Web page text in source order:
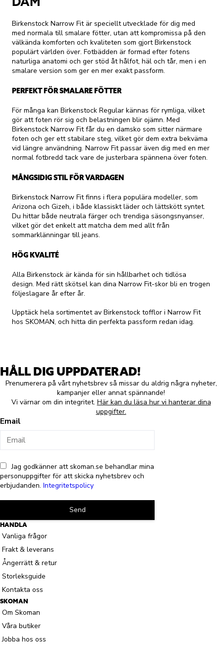
Birkenstock Narrow Fit är speciellt utvecklade för dig med
med normala till smalare fötter, utan att kompromissa på den
välkända komforten och kvaliteten som gjort Birkenstock
populärt världen över. Fotbädden är formad efter fotens
naturliga anatomi och ger stöd åt hålfot, häl och tår, men i en
smalare version som ger en mer exakt passform.
PERFEKT FÖR SMALARE FÖTTER
För många kan Birkenstock Regular kännas för rymliga, vilket
gör att foten rör sig och belastningen blir ojämn. Med
Birkenstock Narrow Fit får du en damsko som sitter närmare
foten och ger ett stabilare steg, vilket gör dem extra bekväma
vid längre användning. Narrow Fit passar även dig med en mer
normal fotbredd tack vare de justerbara spännena över foten.
MÅNGSIDIG STIL FÖR VARDAGEN
Birkenstock Narrow Fit finns i flera populära modeller, som
Arizona och Gizeh, i både klassiskt läder och lättskött syntet.
Du hittar både neutrala färger och trendiga säsongsnyanser,
vilket gör det enkelt att matcha dem med allt från
sommarklänningar till jeans.
HÖG KVALITÉ
Alla Birkenstock är kända för sin hållbarhet och tidlösa
design. Med rätt skötsel kan dina Narrow Fit-skor bli en trogen
följeslagare år efter år.
Upptäck hela sortimentet av Birkenstock tofflor i Narrow Fit
hos SKOMAN, och hitta din perfekta passform redan idag.
HÅLL DIG UPPDATERAD!
Prenumerera på vårt nyhetsbrev så missar du aldrig några nyheter,
kampanjer eller annat spännande!
Vi värnar om din integritet. Här kan du läsa hur vi hanterar dina
uppgifter.
Email
Jag godkänner att skoman.se behandlar mina
personuppgifter för att skicka nyhetsbrev och
erbjudanden. Integritetspolicy
Send
HANDLA
Vanliga frågor
Frakt & leverans
Ångerrätt & retur
Storleksguide
Kontakta oss
SKOMAN
Om Skoman
Våra butiker
Jobba hos oss